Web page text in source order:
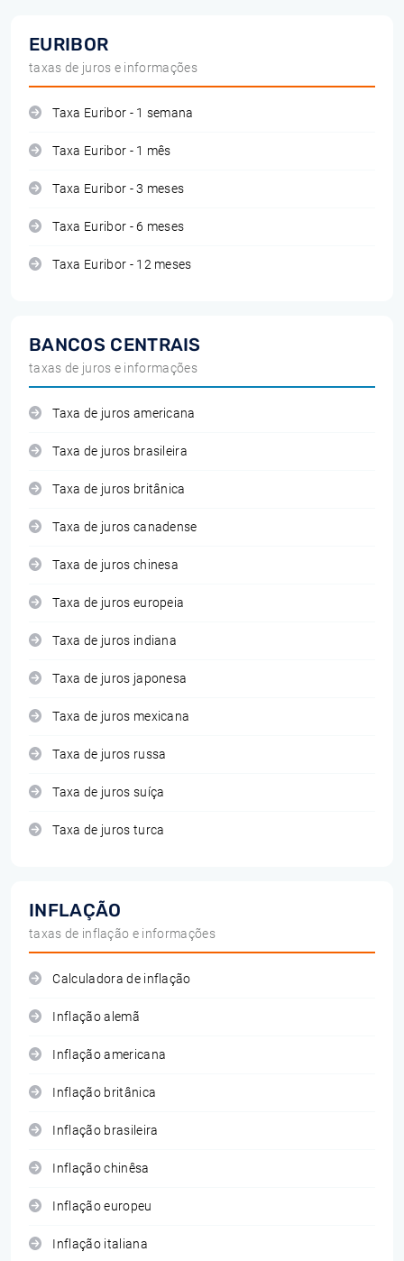
EURIBOR
taxas de juros e informações
Taxa Euribor - 1 semana
Taxa Euribor - 1 mês
Taxa Euribor - 3 meses
Taxa Euribor - 6 meses
Taxa Euribor - 12 meses
BANCOS CENTRAIS
taxas de juros e informações
Taxa de juros americana
Taxa de juros brasileira
Taxa de juros britânica
Taxa de juros canadense
Taxa de juros chinesa
Taxa de juros europeia
Taxa de juros indiana
Taxa de juros japonesa
Taxa de juros mexicana
Taxa de juros russa
Taxa de juros suíça
Taxa de juros turca
INFLAÇÃO
taxas de inflação e informações
Calculadora de inflação
Inflação alemã
Inflação americana
Inflação britânica
Inflação brasileira
Inflação chinêsa
Inflação europeu
Inflação italiana